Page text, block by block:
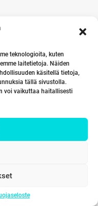
teknologioita, kuten
laitetietoja. Näiden
käsitellä tietoja,
tällä sivustolla.
voi vaikuttaa haitallisesti